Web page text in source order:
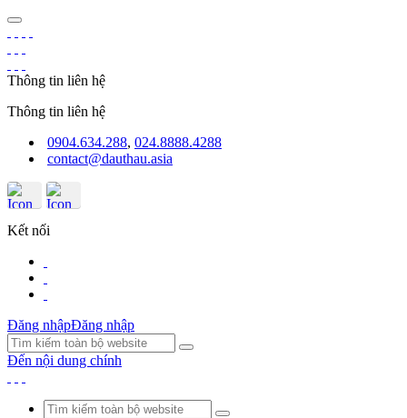
Thông tin liên hệ
Thông tin liên hệ
0904.634.288, 024.8888.4288
contact@dauthau.asia
Kết nối
Đăng nhậpĐăng nhập
Đến nội dung chính